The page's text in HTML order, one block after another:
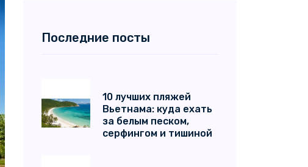
Последние посты
10 лучших пляжей
Вьетнама: куда ехать
за белым песком,
серфингом и тишиной